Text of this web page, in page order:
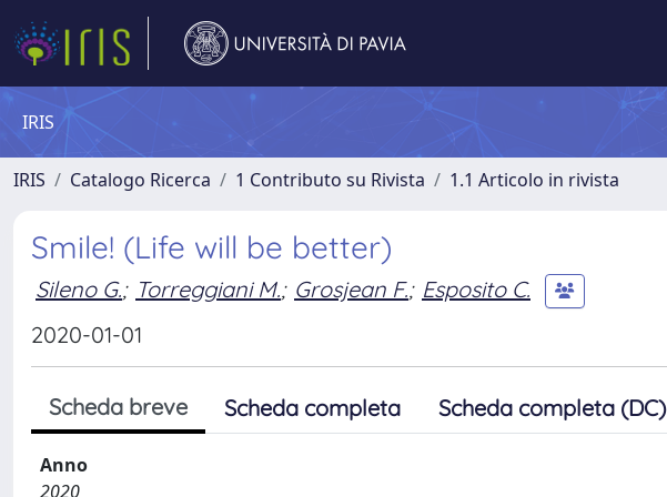
IRIS
IRIS Catalogo Ricerca 1 Contributo su Rivista 1.1 Articolo in rivista
Smile! (Life will be better)
Sileno G.; Torreggiani M.; Grosjean F.; Esposito C.
2020-01-01
Scheda breve Scheda completa Scheda completa (DC)
Anno
2020